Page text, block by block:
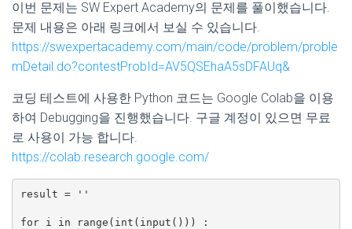
이번 문제는 SW Expert Academy의 문제를 풀이했습니다.
문제 내용은 아래 링크에서 보실 수 있습니다.
https://swexpertacademy.com/main/code/problem/proble
mDetail.do?contestProbId=AV5QSEhaA5sDFAUq&
코딩 테스트에 사용한 Python 코드는 Google Colab을 이용
하여 Debugging을 진행했습니다. 구글 계정이 있으면 무료
로 사용이 가능 합니다.
https://colab.research.google.com/
result = ''
for i in range(int(input())) :